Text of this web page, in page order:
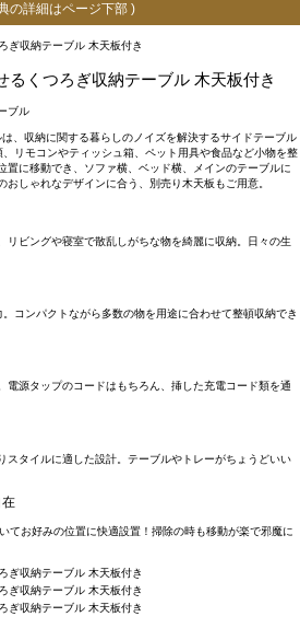
の詳細はページ下部 )
るくつろぎ収納テーブル 木天板付き
ブル
、収納に関する暮らしのノイズを解決するサイドテーブル
リモコンやティッシュ箱、ペット用具や食品など小物を整
置に移動でき、ソファ横、ベッド横、メインのテーブルに
おしゃれなデザインに合う、別売り木天板もご用意。
リビングや寝室で散乱しがちな物を綺麗に収納。日々の生
コンパクトながら多数の物を用途に合わせて整頓収納でき
電源タップのコードはもちろん、挿した充電コード類を通
スタイルに適した設計。テーブルやトレーがちょうどいい
在
てお好みの位置に快適設置！掃除の時も移動が楽で邪魔に